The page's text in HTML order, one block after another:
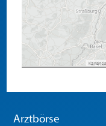
Arztbörse